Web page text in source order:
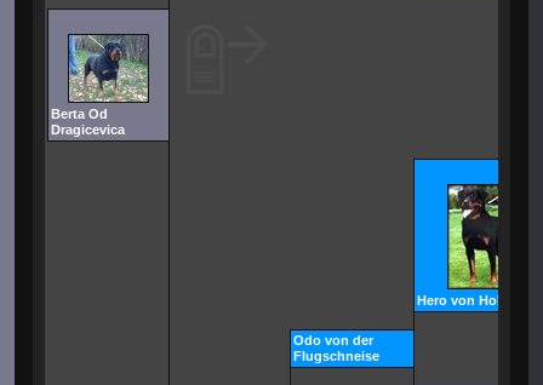
Berta Od
Dragicevica
Hero von
Odo von der
Flugschneise